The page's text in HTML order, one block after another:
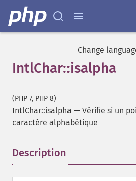
Change
IntlChar::isalpha
(PHP 7, PHP 8)
IntlChar::isalpha — Vérifie si un
caractère alphabétique
Description